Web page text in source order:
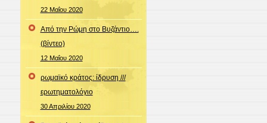
22 Μαΐου 2020
Από την Ρώμη στο Βυζάντιο….
(βίντεο)
12 Μαΐου 2020
ρωμαϊκό κράτος: ίδρυση ///
ερωτηματολόγιο
30 Απριλίου 2020